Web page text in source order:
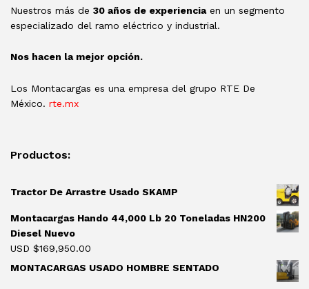
Nuestros más de 30 años de experienciaen un segmento
especializado del ramo eléctrico y industrial.
Nos hacen la mejor opción.
Los Montacargas es una empresa del grupo RTE De
México. rte.mx
Productos:
Tractor De Arrastre Usado SKAMP
Montacargas Hando 44,000 Lb 20 Toneladas HN200
Diesel Nuevo
USD $169,950.00
MONTACARGAS USADO HOMBRE SENTADO